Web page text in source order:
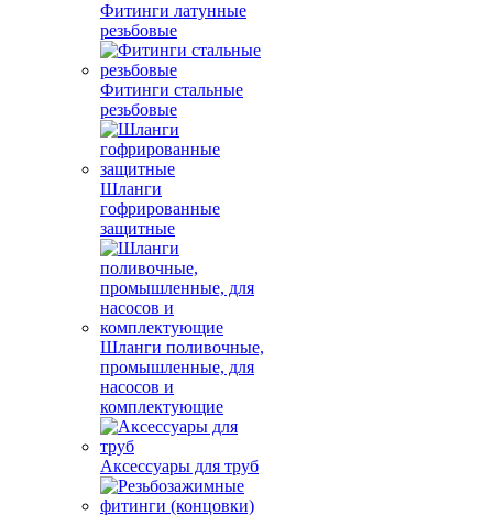
Фитинги латунные
резьбовые
Фитинги стальные
резьбовые
Шланги
гофрированные
защитные
Шланги поливочные,
промышленные, для
насосов и
комплектующие
Аксессуары для труб